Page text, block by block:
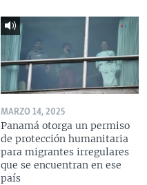
MARZO 14, 2025
Panamá otorga un permiso
de protección humanitaria
para migrantes irregulares
que se encuentran en ese
país